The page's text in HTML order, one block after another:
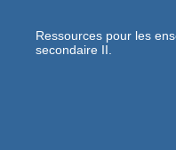
Ressources pour les
secondaire II.